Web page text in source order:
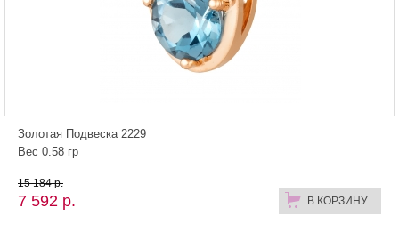
Золотая Подвеска 2229
Вес 0.58 гр
7 592 р. В КОРЗИНУ
15 184 р.